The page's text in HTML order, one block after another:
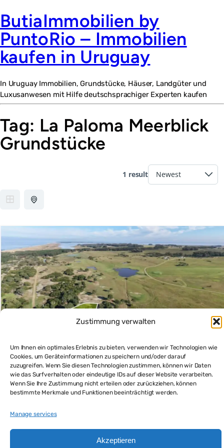
Zustimmung verwalten
Um Ihnen ein optimales Erlebnis zu bieten, verwenden wir Technologien wie
Cookies, um Geräteinformationen zu speichern und/oder darauf
zuzugreifen. Wenn Sie diesen Technologien zustimmen, können wir Daten
wie das Surfverhalten oder eindeutige IDs auf dieser Website verarbeiten.
Wenn Sie Ihre Zustimmung nicht erteilen oder zurückziehen, können
bestimmte Merkmale und Funktionen beeinträchtigt werden.
Manage services
Akzeptieren
ButiaImmobilien by
PuntoRio – Immobilien
kaufen in Uruguay
In Uruguay Immobilien, Grundstücke, Häuser, Landgüter und
Luxusanwesen mit Hilfe deutschsprachiger Experten kaufen
Tag: La Paloma Meerblick
Grundstücke
1 result
La Paloma Meerblick Grundstücke kaufen und in eine